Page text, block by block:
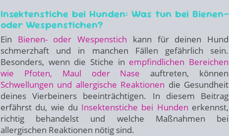
Insektenstiche bei Hunden: Was tun bei Bienen-
oder Wespenstichen?
Ein Bienen- oder Wespenstich kann für deinen Hund
schmerzhaft und in manchen Fällen gefährlich sein.
Besonders, wenn die Stiche in empfindlichen Bereichen
wie Pfoten, Maul oder Nase auftreten, können
Schwellungen und allergische Reaktionen die Gesundheit
deines Vierbeiners beeinträchtigen. In diesem Beitrag
erfährst du, wie du Insektenstiche bei Hunden erkennst,
richtig behandelst und welche Maßnahmen bei
allergischen Reaktionen nötig sind.